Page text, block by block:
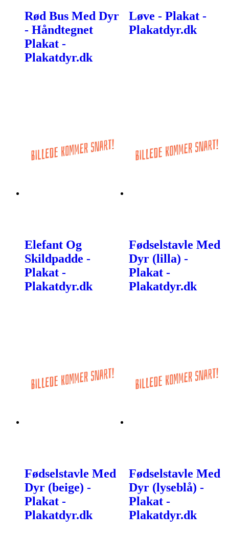
Rød Bus Med Dyr
- Håndtegnet
Plakat -
Plakatdyr.dk
Løve - Plakat -
Plakatdyr.dk
Elefant Og
Skildpadde -
Plakat -
Plakatdyr.dk
Fødselstavle Med
Dyr (lilla) -
Plakat -
Plakatdyr.dk
Fødselstavle Med
Dyr (beige) -
Plakat -
Plakatdyr.dk
Fødselstavle Med
Dyr (lyseblå) -
Plakat -
Plakatdyr.dk